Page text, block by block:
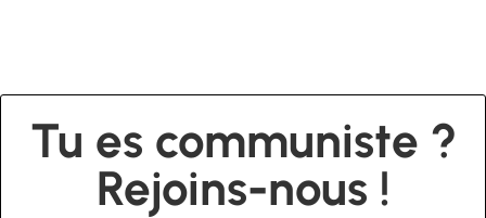
Tu es communiste ?
Rejoins-nous !